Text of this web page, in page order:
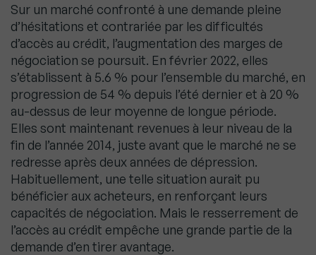
Sur un marché confronté à une demande pleine
d’hésitations et contrariée par les difficultés
d’accès au crédit, l’augmentation des marges de
négociation se poursuit. En février 2022, elles
s’établissent à 5.6 % pour l’ensemble du marché, en
progression de 54 % depuis l’été dernier et à 20 %
au-dessus de leur moyenne de longue période.
Elles sont maintenant revenues à leur niveau de la
fin de l’année 2014, juste avant que le marché ne se
redresse après deux années de dépression.
Habituellement, une telle situation aurait pu
bénéficier aux acheteurs, en renforçant leurs
capacités de négociation. Mais le resserrement de
l’accès au crédit empêche une grande partie de la
demande d’en tirer avantage.